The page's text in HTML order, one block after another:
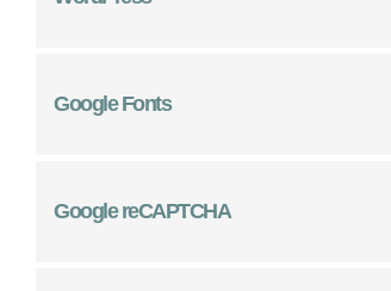
Google Fonts
Google reCAPTCHA